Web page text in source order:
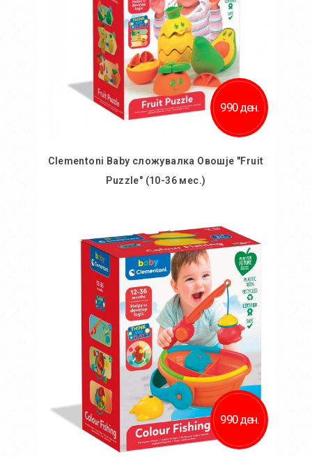
990 ден.
Clementoni Baby слoжувалка Овошје "Fruit
Puzzle" (10-36 мес.)
Додај во желби
Додај за споредба
990 ден.